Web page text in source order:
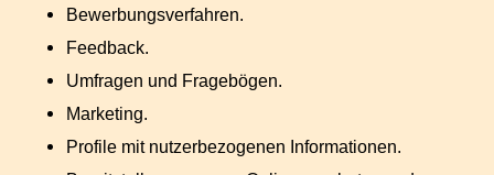
Bewerbungsverfahren.
Feedback.
Umfragen und Fragebögen.
Marketing.
Profile mit nutzerbezogenen Informationen.